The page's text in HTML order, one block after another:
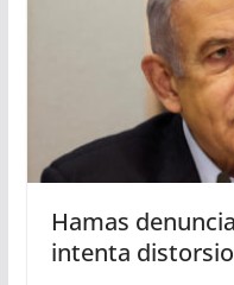
Hamas
intenta